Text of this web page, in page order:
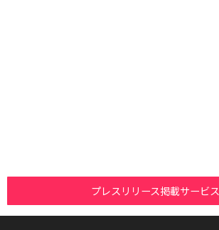
プレスリリース掲載サービス